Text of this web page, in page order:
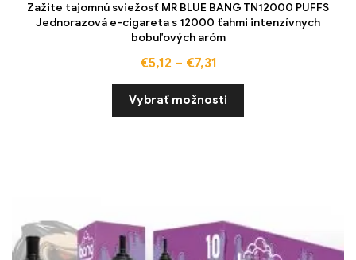
Zažite tajomnú sviežosť MR BLUE BANG TN12000 PUFFS
Jednorazová e-cigareta s 12000 ťahmi intenzívnych
bobuľových aróm
€5,12 – €7,31
Vybrať možnosti